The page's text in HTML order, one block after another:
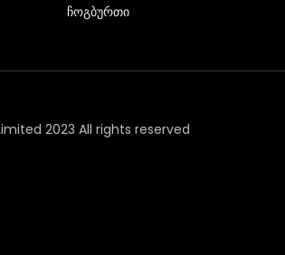
ᲩᲝᲒᲑᲣᲠᲗᲘ
2023 All rights reserved